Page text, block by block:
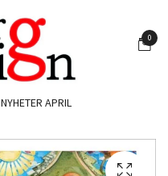
0
NYHETER APRIL